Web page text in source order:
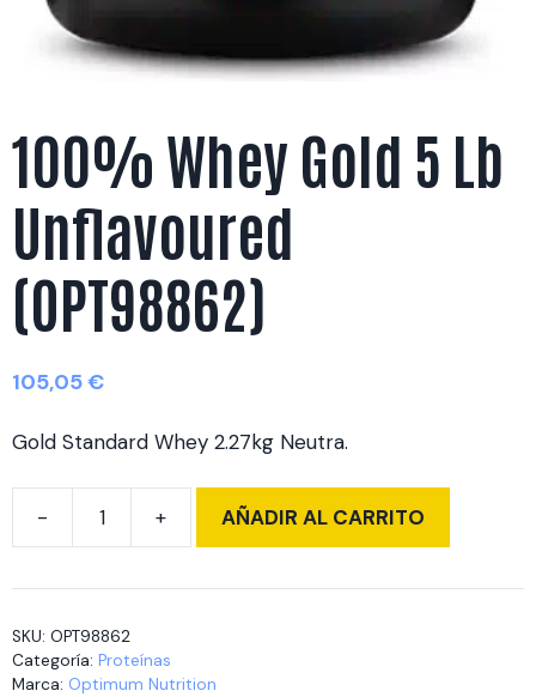
100% Whey Gold 5 Lb
Unflavoured
(OPT98862)
105,05€
Gold Standard Whey 2.27kg Neutra.
100%
Gold
Unflavoured
AÑADIR AL CARRITO
SKU: OPT98862
Categoría: Proteínas
Marca: Optimum Nutrition